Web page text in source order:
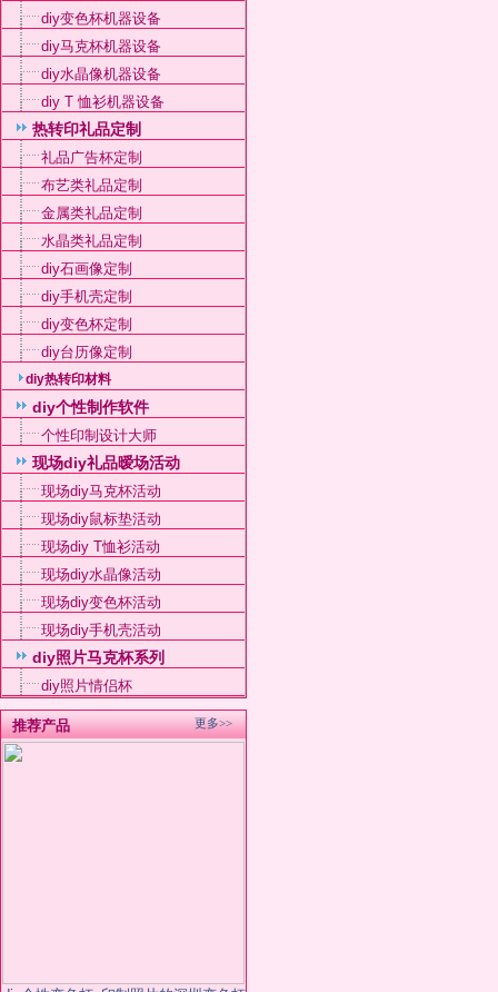
diy变色杯机器设备
diy马克杯机器设备
diy水晶像机器设备
diy T 恤衫机器设备
热转印礼品定制
礼品广告杯定制
布艺类礼品定制
金属类礼品定制
水晶类礼品定制
diy石画像定制
diy手机壳定制
diy变色杯定制
diy台历像定制
diy热转印材料
diy个性制作软件
个性印制设计大师
现场diy礼品暧场活动
现场diy马克杯活动
现场diy鼠标垫活动
现场diy T恤衫活动
现场diy水晶像活动
现场diy变色杯活动
现场diy手机壳活动
diy照片马克杯系列
diy照片情侣杯
更多>>
推荐产品